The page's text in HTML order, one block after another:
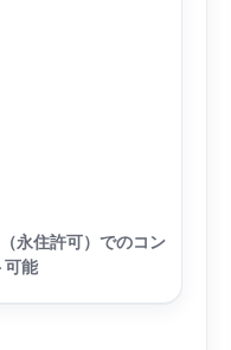
永住許可）でのコン
可能